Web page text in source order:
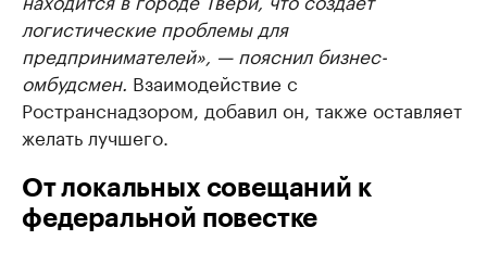
логистические проблемы для
предпринимателей», — пояснил бизнес-
омбудсмен. Взаимодействие с
Ространснадзором, добавил он, также оставляет
желать лучшего.
От локальных совещаний к
федеральной повестке